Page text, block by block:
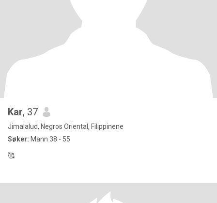
Kar, 37
Jimalalud, Negros Oriental, Filippinene
Søker: Mann 38 - 55
🥰